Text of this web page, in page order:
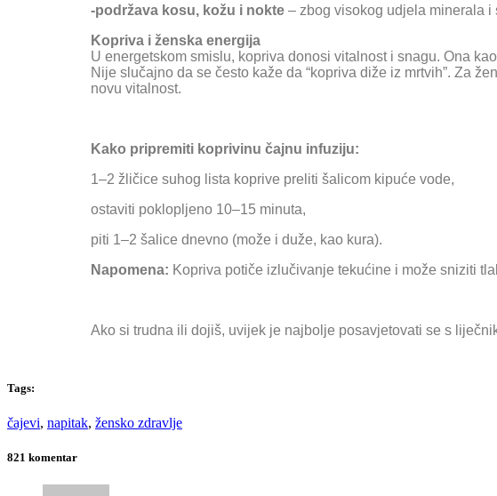
-podržava kosu, kožu i nokte – zbog visokog udjela minerala i
Kopriva i ženska energija
U energetskom smislu, kopriva donosi vitalnost i snagu. Ona
Nije slučajno da se često kaže da “kopriva diže iz mrtvih”. Za
novu vitalnost.
Kako pripremiti koprivinu čajnu infuziju:
1–2 žličice suhog lista koprive preliti šalicom kipuće vode,
ostaviti poklopljeno 10–15 minuta,
piti 1–2 šalice dnevno (može i duže, kao kura).
Napomena: Kopriva potiče izlučivanje tekućine i može sniziti
Ako si trudna ili dojiš, uvijek je najbolje posavjetovati se s
Tags:
čajevi, napitak, žensko zdravlje
821 komentar